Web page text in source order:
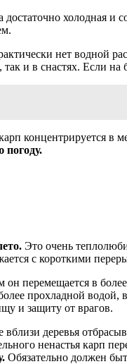
холодная и
нет водной
и в снастях. Если
концентрируется в
погоду.
Это очень
с короткими
он перемещается в
прохладной водой,
и защиту от врагов.
деревья
ненастья карп
Обязательно должен